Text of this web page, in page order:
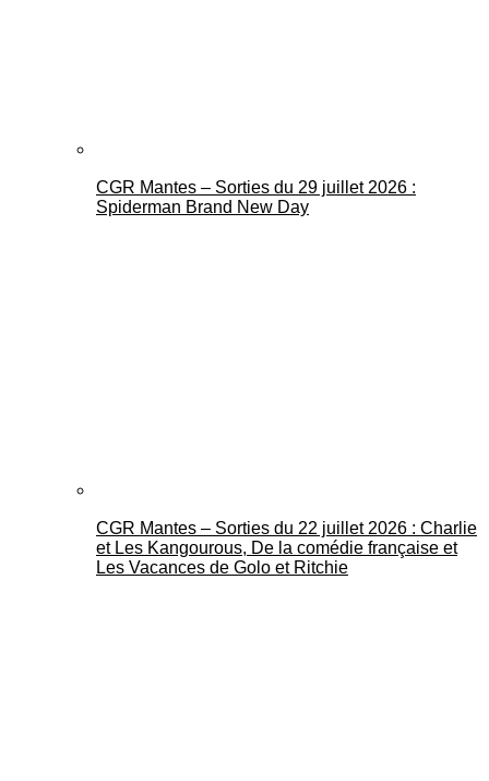
CGR Mantes – Sorties du 29 juillet 2026 :
Spiderman Brand New Day
CGR Mantes – Sorties du 22 juillet 2026 : Charlie
et Les Kangourous, De la comédie française et
Les Vacances de Golo et Ritchie